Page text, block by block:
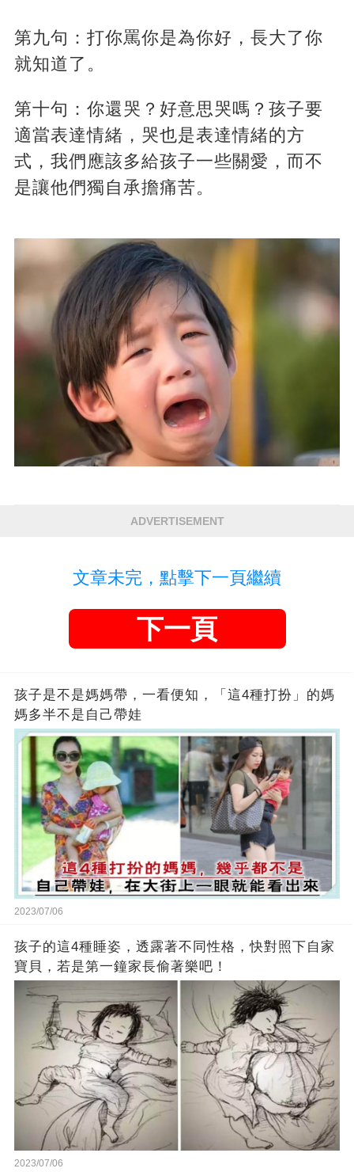
第九句：打你罵你是為你好，長大了你
就知道了。
第十句：你還哭？好意思哭嗎？孩子要
適當表達情緒，哭也是表達情緒的方
式，我們應該多給孩子一些關愛，而不
是讓他們獨自承擔痛苦。
ADVERTISEMENT
文章未完，點擊下一頁繼續
下一頁
孩子是不是媽媽帶，一看便知，「這4種打扮」的媽
媽多半不是自己帶娃
2023/07/06
孩子的這4種睡姿，透露著不同性格，快對照下自家
寶貝，若是第一鐘家長偷著樂吧！
2023/07/06